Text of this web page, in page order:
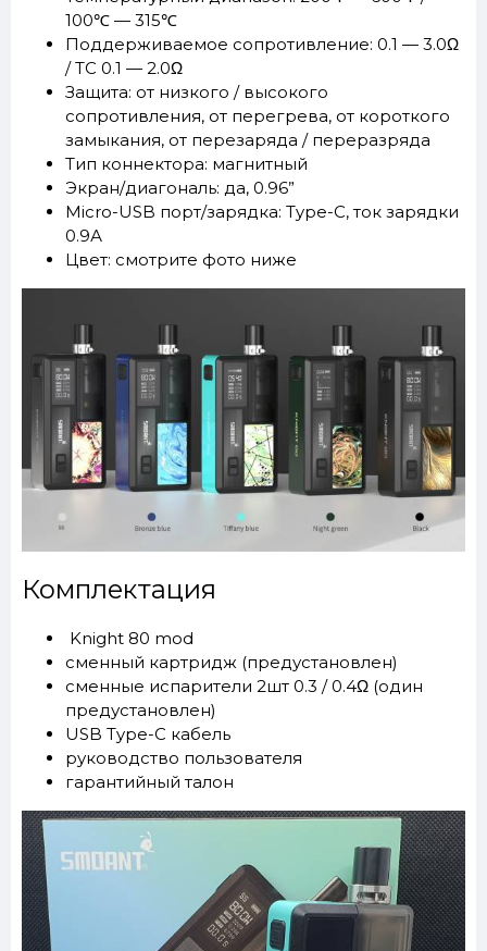
100℃ — 315℃
Поддерживаемое сопротивление: 0.1 — 3.0Ω
/ ТС 0.1 — 2.0Ω
Защита: от низкого / высокого
сопротивления, от перегрева, от короткого
замыкания, от перезаряда / переразряда
Тип коннектора: магнитный
Экран/диагональ: да, 0.96”
Micro-USB порт/зарядка: Type-C, ток зарядки
0.9А
Цвет: смотрите фото ниже
Комплектация
Knight 80 mod
сменный картридж (предустановлен)
сменные испарители 2шт 0.3 / 0.4Ω (один
предустановлен)
USB Type-C кабель
руководство пользователя
гарантийный талон